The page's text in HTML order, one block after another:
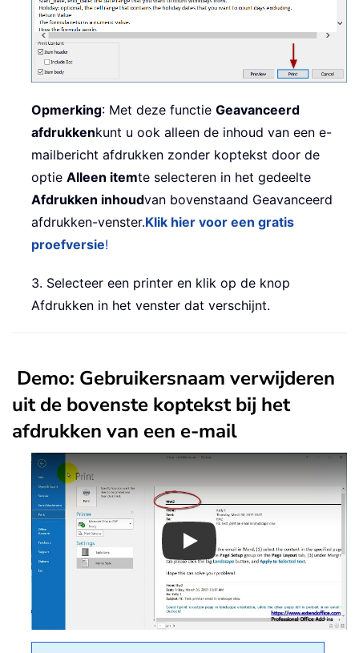
Opmerking: Met deze functie Geavanceerd
afdrukkenkunt u ook alleen de inhoud van een e-
mailbericht afdrukken zonder koptekst door de
optie Alleen itemte selecteren in het gedeelte
Afdrukken inhoudvan bovenstaand Geavanceerd
afdrukken-venster.Klik hier voor een gratis
proefversie!
3. Selecteer een printer en klik op de knop
Afdrukken in het venster dat verschijnt.
Demo: Gebruikersnaam verwijderen
uit de bovenste koptekst bij het
afdrukken van een e-mail
Play